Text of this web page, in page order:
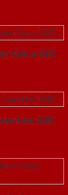
Cửa-a-SGD
kem-SGD